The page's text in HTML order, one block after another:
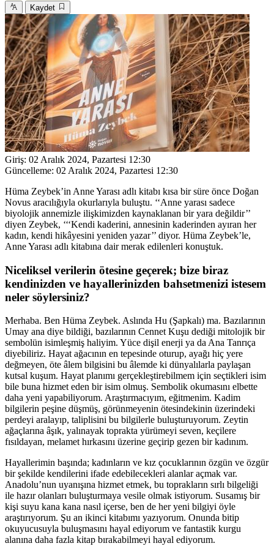
Kaydet
Giriş: 02 Aralık 2024, Pazartesi 12:30
Güncelleme: 02 Aralık 2024, Pazartesi 12:30
Hüma Zeybek’in Anne Yarası adlı kitabı kısa bir süre önce Doğan
Novus aracılığıyla okurlarıyla buluştu. ‘‘Anne yarası sadece
biyolojik annemizle ilişkimizden kaynaklanan bir yara değildir’’
diyen Zeybek, ‘‘‘Kendi kaderini, annesinin kaderinden ayıran her
kadın, kendi hikâyesini yeniden yazar’’ diyor. Hüma Zeybek’le,
Anne Yarası adlı kitabına dair merak edilenleri konuştuk.
Niceliksel verilerin ötesine geçerek; bize biraz
kendinizden ve hayallerinizden bahsetmenizi istesem
neler söylersiniz?
Merhaba. Ben Hüma Zeybek. Aslında Hu (Şapkalı) ma. Bazılarının
Umay ana diye bildiği, bazılarının Cennet Kuşu dediği mitolojik bir
sembolün isimleşmiş haliyim. Yüce dişil enerji ya da Ana Tanrıça
diyebiliriz. Hayat ağacının en tepesinde oturup, ayağı hiç yere
değmeyen, öte âlem bilgisini bu âlemde ki dünyalılarla paylaşan
kutsal kuşum. Hayat planımı gerçekleştirebilmem için seçtikleri isim
bile buna hizmet eden bir isim olmuş. Sembolik okumasını elbette
daha yeni yapabiliyorum. Araştırmacıyım, eğitmenim. Kadim
bilgilerin peşine düşmüş, görünmeyenin ötesindekinin üzerindeki
perdeyi aralayıp, taliplisini bu bilgilerle buluşturuyorum. Zeytin
ağaçlarına âşık, yalınayak toprakta yürümeyi seven, keçilere
fısıldayan, melamet hırkasını üzerine geçirip gezen bir kadınım.
Hayallerimin başında; kadınların ve kız çocuklarının özgün ve özgür
bir şekilde kendilerini ifade edebilecekleri alanlar açmak var.
Anadolu’nun uyanışına hizmet etmek, bu toprakların sırlı bilgeliği
ile hazır olanları buluşturmaya vesile olmak istiyorum. Susamış bir
kişi suyu kana kana nasıl içerse, ben de her yeni bilgiyi öyle
araştırıyorum. Şu an ikinci kitabımı yazıyorum. Onunda bitip
okuyucusuyla buluşmasını hayal ediyorum ve fantastik kurgu
alanına daha fazla kitap bırakabilmeyi hayal ediyorum.